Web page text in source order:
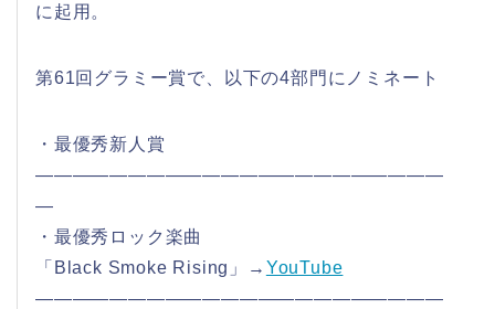
に起用。
第61回グラミー賞で、以下の4部門にノミネート
・最優秀新人賞
——————————————————————
—
・最優秀ロック楽曲
「Black Smoke Rising」→ YouTube
——————————————————————